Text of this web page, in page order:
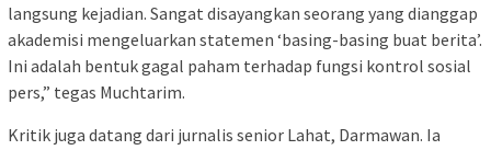
langsung kejadian. Sangat disayangkan seorang yang dianggap
akademisi mengeluarkan statemen ‘basing-basing buat berita’.
Ini adalah bentuk gagal paham terhadap fungsi kontrol sosial
pers,” tegas Muchtarim.
Kritik juga datang dari jurnalis senior Lahat, Darmawan. Ia